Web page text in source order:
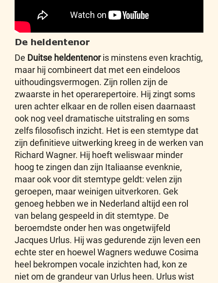
De heldentenor
De Duitse heldentenoris minstens even krachtig,
maar hij combineert dat met een eindeloos
uithoudingsvermogen. Zijn rollen zijn de
zwaarste in het operarepertoire. Hij zingt soms
uren achter elkaar en de rollen eisen daarnaast
ook nog veel dramatische uitstraling en soms
zelfs filosofisch inzicht. Het is een stemtype dat
zijn definitieve uitwerking kreeg in de werken van
Richard Wagner. Hij hoeft weliswaar minder
hoog te zingen dan zijn Italiaanse evenknie,
maar ook voor dit stemtype geldt: velen zijn
geroepen, maar weinigen uitverkoren. Gek
genoeg hebben we in Nederland altijd een rol
van belang gespeeld in dit stemtype. De
beroemdste onder hen was ongetwijfeld
Jacques Urlus. Hij was gedurende zijn leven een
echte ster en hoewel Wagners weduwe Cosima
heel bekrompen vocale inzichten had, kon ze
niet om de grandeur van Urlus heen. Urlus wist